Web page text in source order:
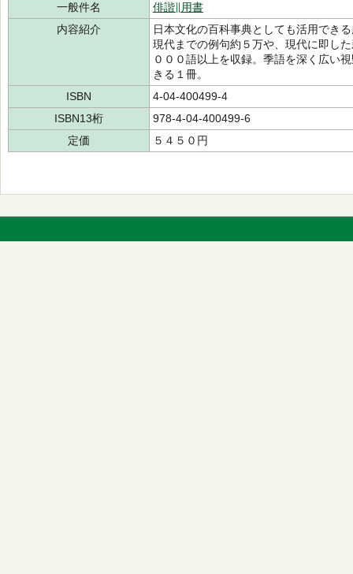
一般件名
俳諧∥用書
内容紹介
日本文化の百科事典としても活用でき
現代までの例句約５万や、現代に即し
０００語以上を収録。季語を深く広い
きる１冊。
ISBN
4-04-400499-4
ISBN13桁
978-4-04-400499-6
定価
５４５０円